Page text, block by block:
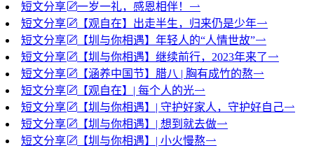
短文分享
一岁一礼，感恩相伴！
短文分享
【观自在】出走半生，归来仍是少年
短文分享
【圳与你相遇】年轻人的“人情世故”
短文分享
【圳与你相遇】继续前行，2023年来了
短文分享
【涵养中国节】腊八 | 胸有成竹的熬
短文分享
​【观自在】| 每个人的光
短文分享
【圳与你相遇】| 守护好家人，守护好自己
短文分享
【圳与你相遇】| 想到就去做
短文分享
【圳与你相遇】| 小火慢熬